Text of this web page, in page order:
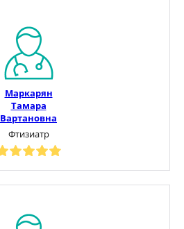
Маркарян
Тамара
Вартановна
Фтизиатр